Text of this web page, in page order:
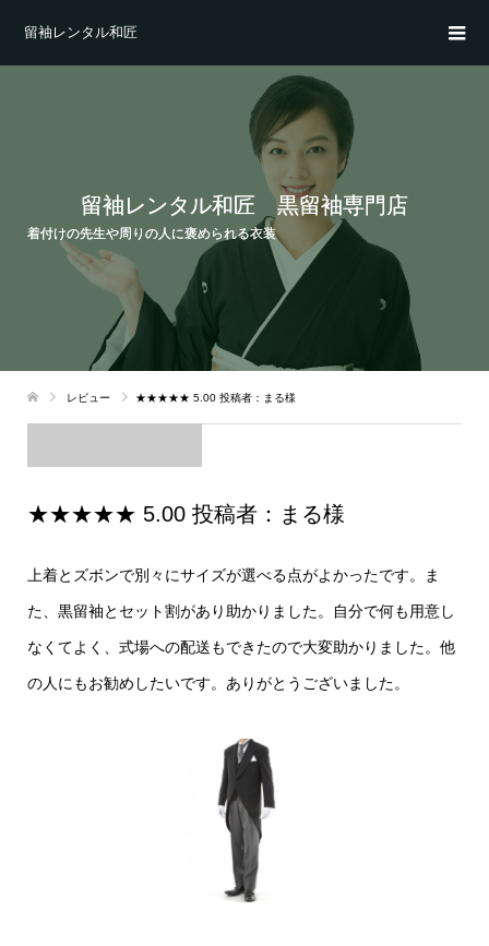
留袖レンタル和匠
留袖レンタル和匠 黒留袖専門店
着付けの先生や周りの人に褒められる衣装
レビュー ★★★★★ 5.00 投稿者：まる様
★★★★★ 5.00 投稿者：まる様
上着とズボンで別々にサイズが選べる点がよかったです。ま
た、黒留袖とセット割があり助かりました。自分で何も用意し
なくてよく、式場への配送もできたので大変助かりました。他
の人にもお勧めしたいです。ありがとうございました。